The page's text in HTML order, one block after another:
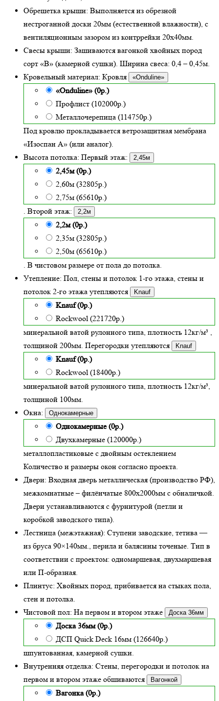
Обрешетка крыши: Выполняется из обрезной
нестроганной доски 20мм (естественной влажности), с
вентиляционным зазором из контррейки 20х40мм.
Свесы крыши: Зашиваются вагонкой хвойных пород
сорт «В» (камерной сушки). Ширина свеса: 0,4 – 0,45м.
Кровельный материал: Кровля «Onduline»
«Onduline» (0р.)
Профлист (102000р.)
Металлочерепица (114750р.)
Под кровлю прокладывается ветрозащитная мембрана
«Изоспан А» (или аналог).
Высота потолка: Первый этаж: 2,45м
2,45м (0р.)
2,60м (32805р.)
2,75м (65610р.)
. Второй этаж:
2,2м
2,2м (0р.)
2,35м (32805р.)
2,50м (65610р.)
. В чистовом размере от пола до потолка.
Утепление: Пол, стены и потолок 1-го этажа, стены и
потолок 2-го этажа утепляются
Knauf
Knauf (0р.)
Rockwool (221720р.)
минеральной ватой рулонного типа, плотность 12кг/м³ ,
толщиной 200мм. Перегородки утепляются Knauf
Knauf (0р.)
Rockwool (18400р.)
минеральной ватой рулонного типа, плотность 12кг/м³,
толщиной 100мм.
Окна:
Однокамерные
Однокамерные (0р.)
Двухкамерные (120000р.)
металлопластиковые с двойным остеклением
Количество и размеры окон согласно проекта.
Двери: Входная дверь металлическая (производство РФ),
межкомнатные – филёнчатые 800х2000мм с обналичкой.
Двери устанавливаются с фурнитурой (петли и
коробкой заводского типа).
Лестница (межэтажная): Ступени заводские, тетива —
из бруса 90×140мм., перила и балясины точеные. Тип в
соответствии с проектом: одномаршевая, двухмаршевая
или П-образная.
Плинтус: Хвойных пород, прибивается на стыках пола,
стен и потолка.
Чистовой пол: На первом и втором этаже Доска 36мм
Доска 36мм (0р.)
ДСП Quick Deck 16мм (126640р.)
шпунтованная, камерной сушки.
Внутренняя отделка: Стены, перегородки и потолок на
первом и втором этаже обшиваются
Вагонкой
Вагонка (0р.)